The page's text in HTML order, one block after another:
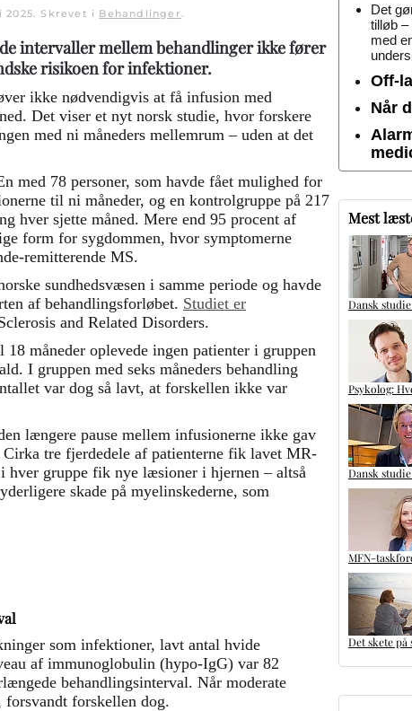
2025. Skrevet i Behandlinger.
intervaller mellem behandlinger ikke fører
risikoen for infektioner.
ikke nødvendigvis at få infusion med
Det viser et nyt norsk studie, hvor forskere
med ni måneders mellemrum – uden at det
med 78 personer, som havde fået mulighed for
til ni måneder, og en kontrolgruppe på 217
hver sjette måned. Mere end 95 procent af
form for sygdommen, hvor symptomerne
remitterende MS.
sundhedsvæsen i samme periode og havde
af behandlingsforløbet. Studiet er
and Related Disorders.
måneder oplevede ingen patienter i gruppen
I gruppen med seks måneders behandling
var dog så lavt, at forskellen ikke var
længere pause mellem infusionerne ikke gav
tre fjerdedele af patienterne fik lavet MR-
hver gruppe fik nye læsioner i hjernen – altså
skade på myelinskederne, som
som infektioner, lavt antal hvide
af immunoglobulin (hypo-IgG) var 82
behandlingsinterval. Når moderate
forskellen dog.
Det
tilløb –
med
Off-
Når
Mest
Dansk
Psykolog:
Dansk
MFN-
Det skete